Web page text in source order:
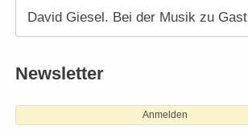
David Giesel. Bei der Musik zu Gast
Newsletter
Anmelden